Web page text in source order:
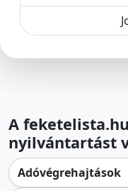
A
nyilvántartást
Adóvégrehajtások